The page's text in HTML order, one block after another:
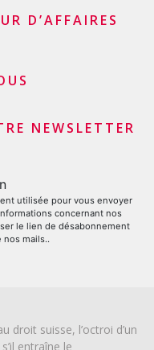
crédit
D’AFFAIRES
et marchands
NEWSLETTER
utilisée pour vous envoyer
concernant nos
le lien de désabonnement
nos mails..
suisse, l’octroi d’un
entraîne le